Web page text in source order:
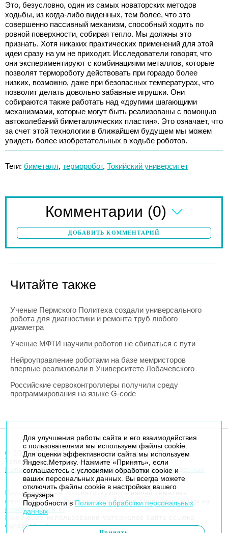
Это, безусловно, один из самых новаторских методов
ходьбы, из когда-либо виденных, тем более, что это
совершенно пассивный механизм, способный ходить по
ровной поверхности, собирая тепло. Мы должны это
признать. Хотя никаких практических применений для этой
идеи сразу на ум не приходит. Исследователи говорят, что
они экспериментируют с комбинациями металлов, которые
позволят термороботу действовать при гораздо более
низких, возможно, даже при безопасных температурах, что
позволит делать довольно забавные игрушки. Они
собираются также работать над «другими шагающими
механизмами, которые могут быть реализованы с помощью
автоколебаний биметаллических пластин». Это означает, что
за счет этой технологии в ближайшем будущем мы можем
увидеть более изобретательных в ходьбе роботов.
Теги: биметалл, терморобот, Токийский университет
Комментарии (0)
ДОБАВИТЬ КОММЕНТАРИЙ
Читайте также
Ученые Пермского Политеха создали универсального
робота для диагностики и ремонта труб любого
диаметра
Ученые МФТИ научили роботов не сбиваться с пути
Нейроуправление роботами на базе мемристоров
впервые реализовали в Университете Лобачевского
Российские сервоконтроллеры получили среду
программирования на языке G-code
© 2014-2026. Robogeek.ru - проект группы “Текарт”.
Телефон редакции+7(495) 790-7591
Политика в отношении обработки персональных данных
Приглашения на соответствующие нашей тематике
мероприятия, пресс-релизы и другие сообщения ждем на
info@robogeek.ru
При любом использовании материалов сайта ссылка
обязательна.
Для улучшения работы сайта и его взаимодействия
с пользователями мы используем файлы cookie.
Для оценки эффективности сайта мы используем
Яндекс.Метрику. Нажмите «Принять», если
соглашаетесь с условиями обработки cookie и
ваших персональных данных. Вы всегда можете
отключить файлы cookie в настройках вашего
браузера.
Подробности в Политике обработки персональных
данных